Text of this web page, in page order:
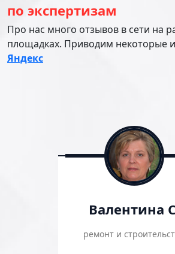
по экспертизам
Про нас много отзывов в сети на
площадках. Приводим некоторые
Яндекс
Валентина
ремонт и